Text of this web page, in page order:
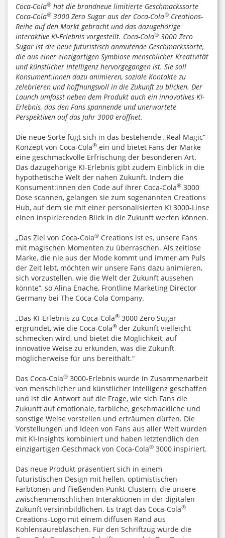
Coca-Cola® hat die brandneue limitierte Geschmackssorte
Coca-Cola® 3000 Zero Sugar aus der Coca-Cola® Creations-
Reihe auf den Markt gebracht und das dazugehörige
interaktive KI-Erlebnis vorgestellt. Coca-Cola® 3000 Zero
Sugar ist die neue futuristisch anmutende Geschmackssorte,
die aus einer einzigartigen Symbiose menschlicher Kreativität
und künstlicher Intelligenz hervorgegangen ist. Sie soll
Konsument:innen dazu animieren, soziale Kontakte zu
zelebrieren und hoffnungsvoll in die Zukunft zu blicken. Der
Launch umfasst neben dem Produkt auch ein innovatives KI-
Erlebnis, das den Fans spannende und unerwartete
Perspektiven auf das Jahr 3000 eröffnet.
Die neue Sorte fügt sich in das bestehende „Real Magic“-
Konzept von Coca-Cola® ein und bietet Fans der Marke
eine geschmackvolle Erfrischung der besonderen Art.
Das dazugehörige KI-Erlebnis gibt zudem Einblick in die
hypothetische Welt der nahen Zukunft. Indem die
Konsument:innen den Code auf ihrer Coca-Cola® 3000
Dose scannen, gelangen sie zum sogenannten Creations
Hub, auf dem sie mit einer personalisierten KI 3000-Linse
einen inspirierenden Blick in die Zukunft werfen können.
„Das Ziel von Coca-Cola® Creations ist es, unsere Fans
mit magischen Momenten zu überraschen. Als zeitlose
Marke, die nie aus der Mode kommt und immer am Puls
der Zeit lebt, möchten wir unsere Fans dazu animieren,
sich vorzustellen, wie die Welt der Zukunft aussehen
könnte“, so Alina Enache, Frontline Marketing Director
Germany bei The Coca-Cola Company.
„Das KI-Erlebnis zu Coca-Cola® 3000 Zero Sugar
ergründet, wie die Coca-Cola® der Zukunft vielleicht
schmecken wird, und bietet die Möglichkeit, auf
innovative Weise zu erkunden, was die Zukunft
möglicherweise für uns bereithält.“
Das Coca-Cola® 3000-Erlebnis wurde in Zusammenarbeit
von menschlicher und künstlicher Intelligenz geschaffen
und ist die Antwort auf die Frage, wie sich Fans die
Zukunft auf emotionale, farbliche, geschmackliche und
sonstige Weise vorstellen und erträumen dürfen. Die
Vorstellungen und Ideen von Fans aus aller Welt wurden
mit KI-Insights kombiniert und haben letztendlich den
einzigartigen Geschmack von Coca-Cola® 3000 inspiriert.
Das neue Produkt präsentiert sich in einem
futuristischen Design mit hellen, optimistischen
Farbtönen und fließenden Punkt-Clustern, die unsere
zwischenmenschlichen Interaktionen in der digitalen
Zukunft versinnbildlichen. Es trägt das Coca-Cola®
Creations-Logo mit einem diffusen Rand aus
Kohlensäurebläschen. Für den Schriftzug wurde die